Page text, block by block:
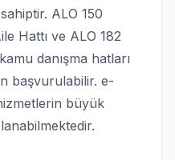
ALO 150
Hattı ve ALO 182
danışma hatları
başvurulabilir. e-
büyük